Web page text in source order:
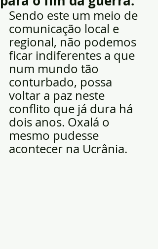
Sendo este um meio de
comunicação local e
regional, não podemos
ficar indiferentes a que
num mundo tão
conturbado, possa
voltar a paz neste
conflito que já dura há
dois anos. Oxalá o
mesmo pudesse
acontecer na Ucrânia.